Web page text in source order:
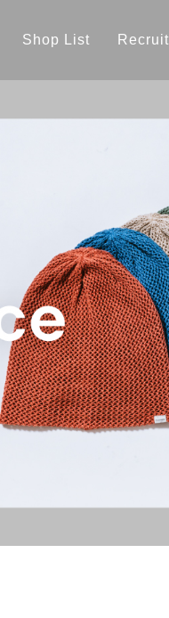
Shop List Recruit